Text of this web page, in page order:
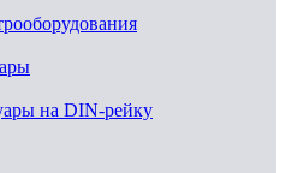
на DIN-рейку